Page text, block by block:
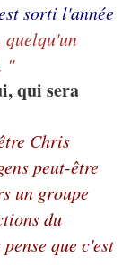
sorti l'année
quelqu'un
"
qui sera
Chris
peut-être
un groupe
du
que c'est